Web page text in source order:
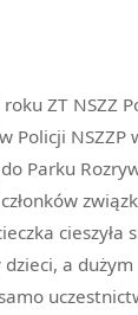
ZT NSZZ
Policji NSZZP
Parku
cieszyła
a dużym